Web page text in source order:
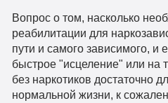
Вопрос о том, насколько
реабилитации для
пути и самого зависимого, и
быстрое "исцеление" или на
без наркотиков достаточно
нормальной жизни, к